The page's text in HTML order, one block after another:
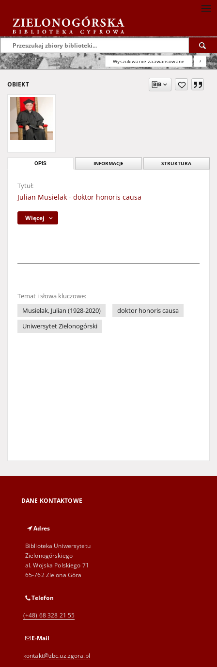
Wyszukiwanie zaawansowane ?
OBIEKT
OPIS INFORMACJE STRUKTURA
Tytuł:
Julian Musielak - doktor honoris causa
Więcej
Temat i słowa kluczowe:
Musielak, Julian (1928-2020)
doktor honoris causa
Uniwersytet Zielonogórski
DANE KONTAKTOWE
Adres
Biblioteka Uniwersytetu
Zielonogórskiego
al. Wojska Polskiego 71
65-762 Zielona Góra
Telefon
(+48) 68 328 21 55
E-Mail
kontakt@zbc.uz.zgora.pl